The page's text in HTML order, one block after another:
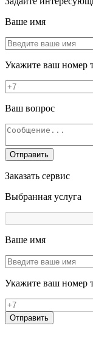
Ваше имя
Укажите ваш номер
Ваш вопрос
Отправить
Заказать сервис
Выбранная услуга
Ваше имя
Укажите ваш номер
Отправить